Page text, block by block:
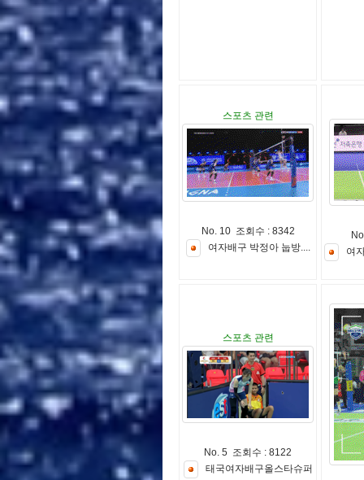
스포츠 관련
No. 10 조회수 : 8342
여자배 구 박정아 눕방....
여
스포츠 관련
No. 5 조회수 : 8122
태 국여자배 구올스타슈퍼